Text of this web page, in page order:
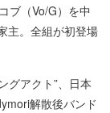
ブ（Vo/G）を中
主。全組が初登場
グアクト”、日本
解散後バンド